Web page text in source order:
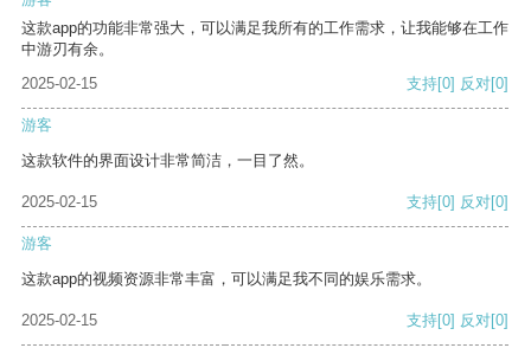
这款app的功能非常强大，可以满足我所有的工作需求，让我能够在工作
中游刃有余。
2025-02-15
支持[0] 反对[0]
游客
这款软件的界面设计非常简洁，一目了然。
2025-02-15 支持[0] 反对[0]
游客
这款app的视频资源非常丰富，可以满足我不同的娱乐需求。
2025-02-15 支持[0] 反对[0]